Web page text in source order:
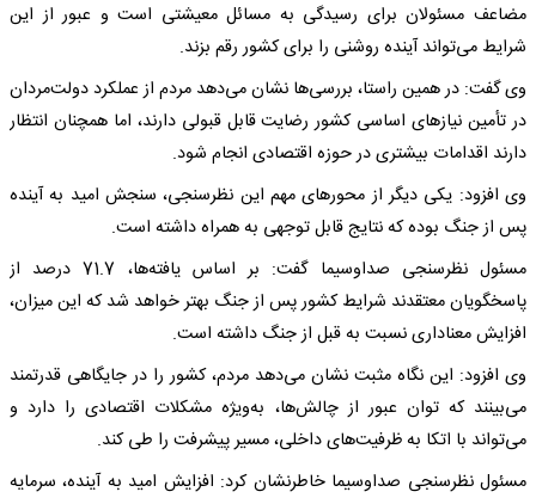
مضاعف مسئولان برای رسیدگی به مسائل معیشتی است و عبور از این
شرایط می‌تواند آینده روشنی را برای کشور رقم بزند.
وی گفت: در همین راستا، بررسی‌ها نشان می‌دهد مردم از عملکرد دولت‌مردان
در تأمین نیازهای اساسی کشور رضایت قابل قبولی دارند، اما همچنان انتظار
دارند اقدامات بیشتری در حوزه اقتصادی انجام شود.
وی افزود: یکی دیگر از محورهای مهم این نظرسنجی، سنجش امید به آینده
پس از جنگ بوده که نتایج قابل توجهی به همراه داشته است.
مسئول نظرسنجی صداوسیما گفت: بر اساس یافته‌ها، 71.7 درصد از
پاسخگویان معتقدند شرایط کشور پس از جنگ بهتر خواهد شد که این میزان،
افزایش معناداری نسبت به قبل از جنگ داشته است.
وی افزود: این نگاه مثبت نشان می‌دهد مردم، کشور را در جایگاهی قدرتمند
می‌بینند که توان عبور از چالش‌ها، به‌ویژه مشکلات اقتصادی را دارد و
می‌تواند با اتکا به ظرفیت‌های داخلی، مسیر پیشرفت را طی کند.
مسئول نظرسنجی صداوسیما خاطرنشان کرد: افزایش امید به آینده، سرمایه